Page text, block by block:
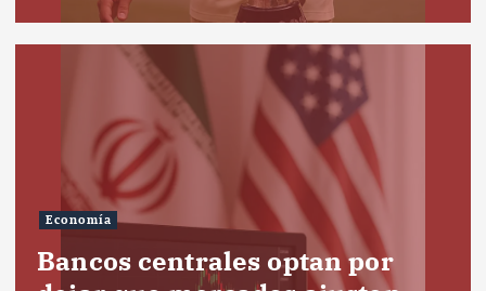
Economía
Bancos centrales optan por